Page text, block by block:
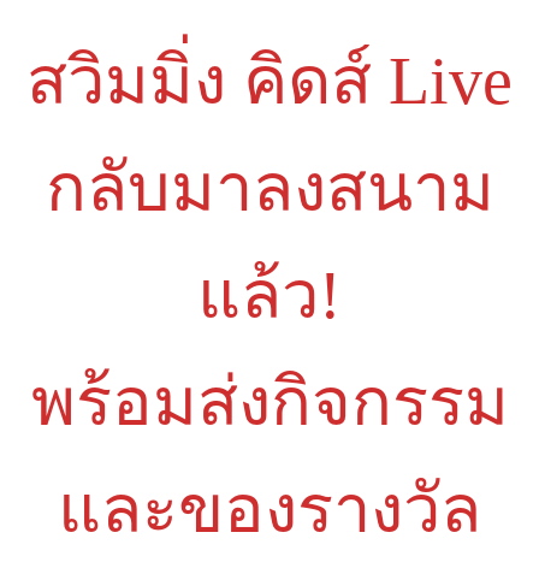
สวิมมิ่ง คิดส์ Live
กลับมาลงสนาม
แล้ว!
พร้อมส่งกิจกรรม
และของรางวัล